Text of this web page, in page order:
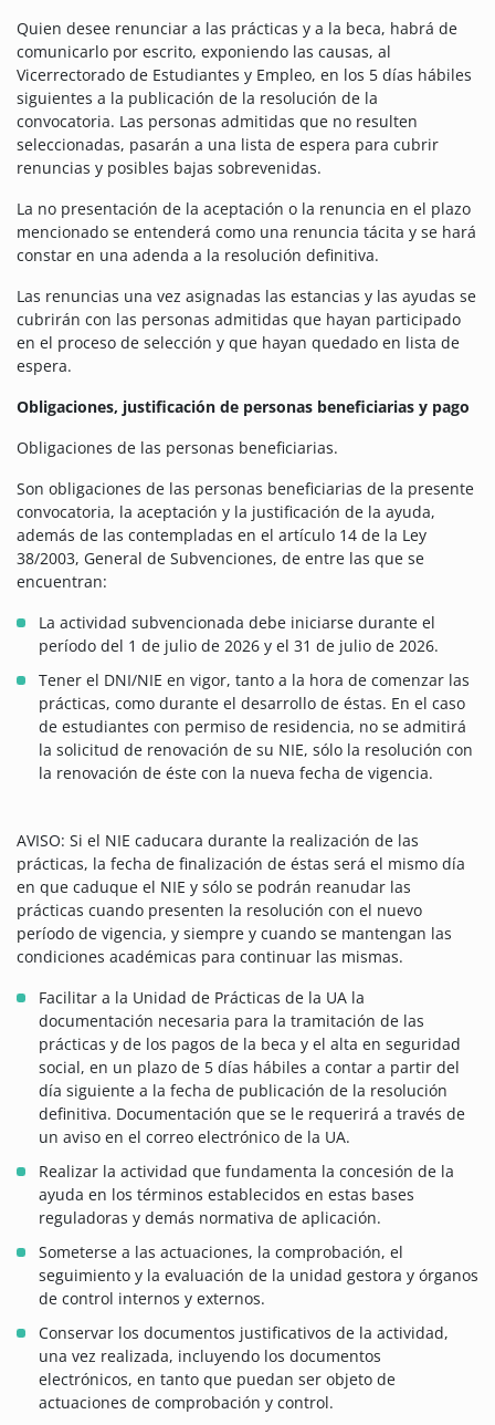
Quien desee renunciar a las prácticas y a la beca, habrá de
comunicarlo por escrito, exponiendo las causas, al
Vicerrectorado de Estudiantes y Empleo, en los 5 días hábiles
siguientes a la publicación de la resolución de la
convocatoria. Las personas admitidas que no resulten
seleccionadas, pasarán a una lista de espera para cubrir
renuncias y posibles bajas sobrevenidas.
La no presentación de la aceptación o la renuncia en el plazo
mencionado se entenderá como una renuncia tácita y se hará
constar en una adenda a la resolución definitiva.
Las renuncias una vez asignadas las estancias y las ayudas se
cubrirán con las personas admitidas que hayan participado
en el proceso de selección y que hayan quedado en lista de
espera.
Obligaciones, justificación de personas beneficiarias y pago
Obligaciones de las personas beneficiarias.
Son obligaciones de las personas beneficiarias de la presente
convocatoria, la aceptación y la justificación de la ayuda,
además de las contempladas en el artículo 14 de la Ley
38/2003, General de Subvenciones, de entre las que se
encuentran:
La actividad subvencionada debe iniciarse durante el
período del 1 de julio de 2026 y el 31 de julio de 2026.
Tener el DNI/NIE en vigor, tanto a la hora de comenzar las
prácticas, como durante el desarrollo de éstas. En el caso
de estudiantes con permiso de residencia, no se admitirá
la solicitud de renovación de su NIE, sólo la resolución con
la renovación de éste con la nueva fecha de vigencia.
AVISO: Si el NIE caducara durante la realización de las
prácticas, la fecha de finalización de éstas será el mismo día
en que caduque el NIE y sólo se podrán reanudar las
prácticas cuando presenten la resolución con el nuevo
período de vigencia, y siempre y cuando se mantengan las
condiciones académicas para continuar las mismas.
Facilitar a la Unidad de Prácticas de la UA la
documentación necesaria para la tramitación de las
prácticas y de los pagos de la beca y el alta en seguridad
social, en un plazo de 5 días hábiles a contar a partir del
día siguiente a la fecha de publicación de la resolución
definitiva. Documentación que se le requerirá a través de
un aviso en el correo electrónico de la UA.
Realizar la actividad que fundamenta la concesión de la
ayuda en los términos establecidos en estas bases
reguladoras y demás normativa de aplicación.
Someterse a las actuaciones, la comprobación, el
seguimiento y la evaluación de la unidad gestora y órganos
de control internos y externos.
Conservar los documentos justificativos de la actividad,
una vez realizada, incluyendo los documentos
electrónicos, en tanto que puedan ser objeto de
actuaciones de comprobación y control.